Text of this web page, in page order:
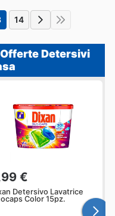
14
Detersivi
€
Detersivo Lavatrice
Color 15pz.